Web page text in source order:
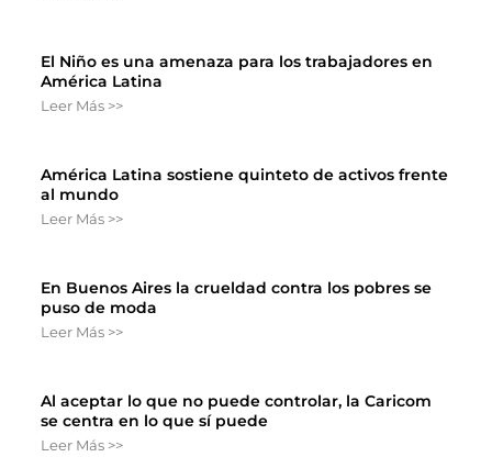
El Niño es una amenaza para los trabajadores en
América Latina
Leer Más >>
América Latina sostiene quinteto de activos frente
al mundo
Leer Más >>
En Buenos Aires la crueldad contra los pobres se
puso de moda
Leer Más >>
Al aceptar lo que no puede controlar, la Caricom
se centra en lo que sí puede
Leer Más >>